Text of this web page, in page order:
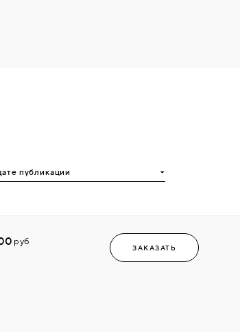
руб
ЗАКАЗАТЬ